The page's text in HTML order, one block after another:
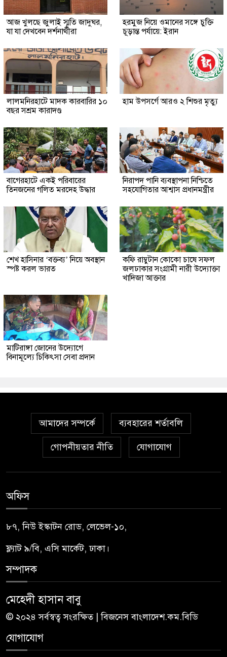
আজ খুলছে জুলাই স্মৃতি জাদুঘর,
যা যা দেখবেন দর্শনার্থীরা
হরমুজ নিয়ে ওমানের সঙ্গে চুক্তি
চূড়ান্ত পর্যায়ে: ইরান
লালমনিরহাটে মাদক কারবারির ১০
বছর সশ্রম কারাদণ্ড
হাম উপসর্গে আরও ২ শিশুর মৃত্যু
‎বাগেরহাটে একই পরিবারের
তিনজনের গলিত মরদেহ উদ্ধার
নিরাপদ পানি ব্যবস্থাপনা নিশ্চিতে
সহযোগিতার আশ্বাস প্রধানমন্ত্রীর
শেখ হাসিনার ‘বক্তব্য’ নিয়ে অবস্থান
স্পষ্ট করল ভারত
কফি রাম্বুটান কোকো চাষে সফল
জলঢাকার সংগ্রামী নারী উদ্যোক্তা
খাদিজা আক্তার
মাটিরাঙ্গা জোনের উদ্যোগে
বিনামূল্যে চিকিৎসা সেবা প্রদান
আমাদের সম্পর্কে ব্যবহারের শর্তাবলি
গোপনীয়তার নীতি যোগাযোগ
অফিস
৮৭, নিউ ইস্কাটন রোড, লেভেল-১০,
ফ্ল্যাট ৯/বি, এসি মার্কেট, ঢাকা।
সম্পাদক
মেহেদী হাসান বাবু
© ২০২৪ সর্বস্বত্ব সংরক্ষিত | বিজনেস বাংলাদেশ.কম.বিডি
যোগাযোগ